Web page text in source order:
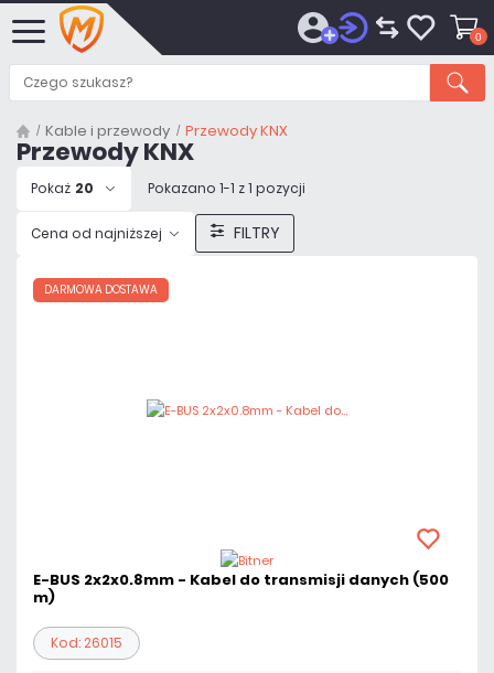
0
Kable i przewody Przewody KNX
Przewody KNX
Pokaż 20 Pokazano 1-1 z 1 pozycji
Cena od najniższej FILTRY
DARMOWA DOSTAWA
E-BUS 2x2x0.8mm - Kabel do transmisji danych (500
m)
Kod: 26015